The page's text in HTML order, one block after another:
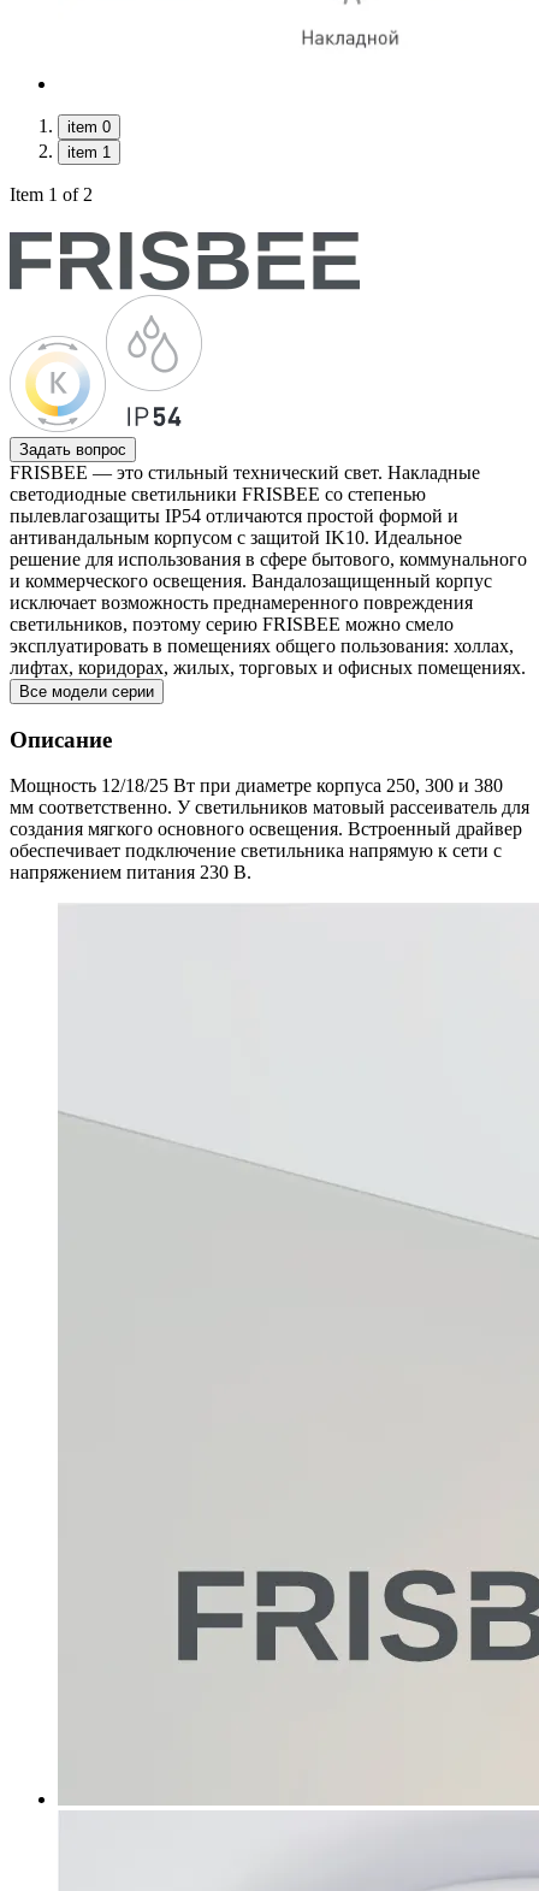
item 0
item 1
Item 1 of 2
Задать вопрос
FRISBEE — это стильный технический свет. Накладные
светодиодные светильники FRISBEE со степенью
пылевлагозащиты IP54 отличаются простой формой и
антивандальным корпусом с защитой IK10. Идеальное
решение для использования в сфере бытового, коммунального
и коммерческого освещения. Вандалозащищенный корпус
исключает возможность преднамеренного повреждения
светильников, поэтому серию FRISBEE можно смело
эксплуатировать в помещениях общего пользования: холлах,
лифтах, коридорах, жилых, торговых и офисных помещениях.
Все модели серии
Описание
Мощность 12/18/25 Вт при диаметре корпуса 250, 300 и 380
мм соответственно. У светильников матовый рассеиватель для
создания мягкого основного освещения. Встроенный драйвер
обеспечивает подключение светильника напрямую к сети с
напряжением питания 230 В.